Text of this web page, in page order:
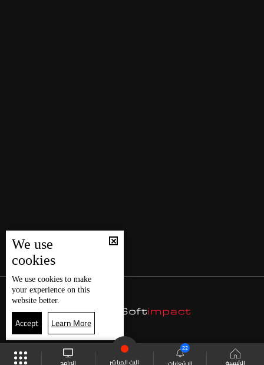
22
البث المباشر
We use
cookies
We use cookies to make
your experience on this
website better.
Accept Learn More